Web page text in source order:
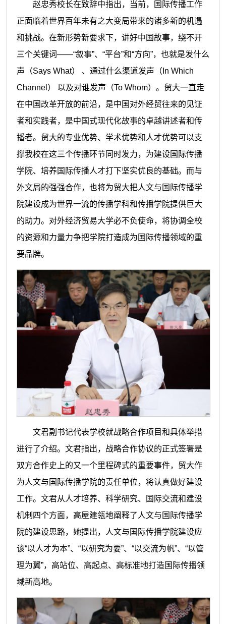
赵忠秀校长在致辞中指出，当前，国际传播工作
正面临着世界百年未有之大变局带来的诸多新的机遇
和挑战。在新形势新要求下，讲好中国故事，绕不开
三个关键词——“叙事”、“平台”和“方向”，也就是发什么
声（Says What） 、通过什么渠道发声（In Which
Channel） 以及对谁发声（To Whom）。贸大一直走
在中国改革开放的前沿，是中国对外经贸往来的见证
者和实践者，是中国式现代化故事的卓越讲述者和传
播者。贸大的专业优势、学术优势和人才优势可以支
撑我校在这三个传播环节同时发力，为建设国际传播
学院、培养国际传播人才打下坚实优良的基础。而与
外文局的强强合作，也将为贸大把人文与国际传播学
院建设成为世界一流的传播学科和传播学院提供巨大
的助力。对外经济贸易大学必不负使命，将协调全校
的资源和力量力争把学院打造成为国际传播领域的重
要品牌。
文君副书记代表学校就战略合作项目和具体举措
进行了介绍。 文君指出，战略合作协议的正式签署是
双方合作史上的又一个里程碑式的重要事件，贸大作
为人文与国际传播学院的责任单位，将认真做好建设
工作。 文君从人才培养、科学研究、国际交流和建设
机制四个方面，高屋建瓴地阐释了人文与国际传播学
院的建设思路，她提出，人文与国际传播学院建设应
该“以人才为本”、“以研究为要”、“以交流为帆”、“以管
理为翼”，高站位、高起点、高标准地打造国际传播领
域新高地。